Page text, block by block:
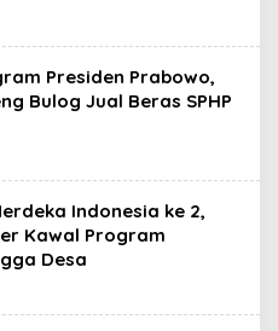
Presiden Prabowo,
Bulog Jual Beras SPHP
Indonesia ke 2,
Kawal Program
Desa